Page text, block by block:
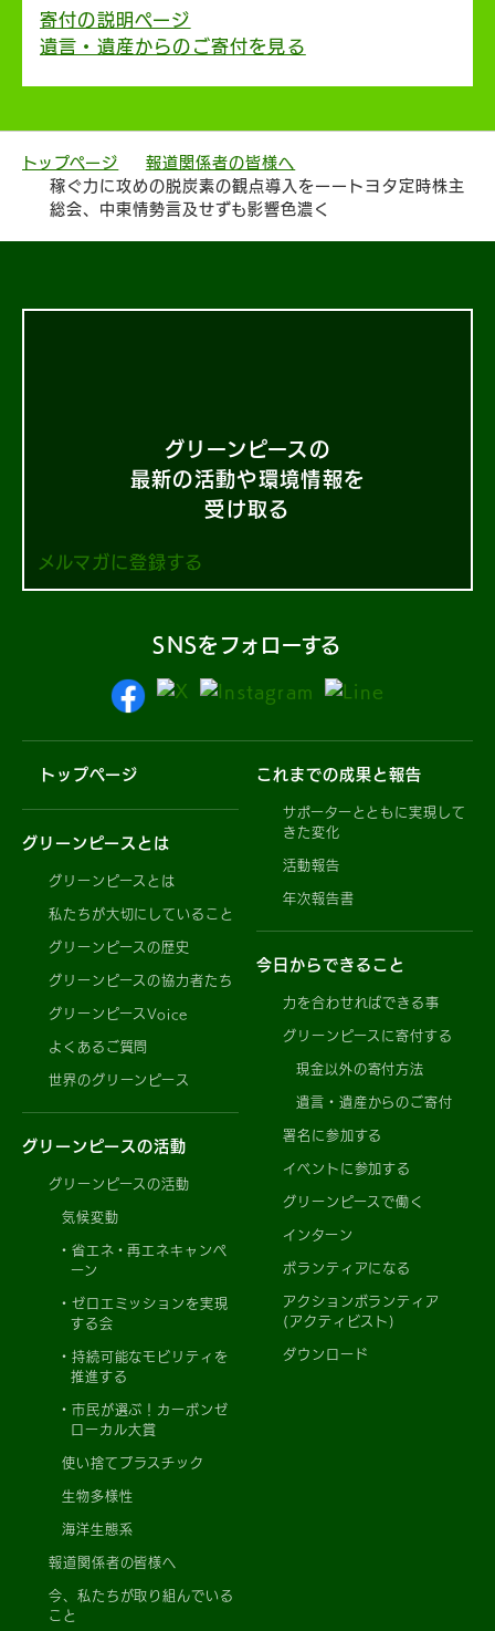
寄付の説明ページ
遺言・遺産からのご寄付を見る
トップページ
報道関係者の皆様へ
稼ぐ力に攻めの脱炭素の観点導入をーートヨタ定時株主
総会、中東情勢言及せずも影響色濃く
グリーンピースの
最新の活動や環境情報を
受け取る
メルマガに登録する
SNSをフォローする
トップページ
グリーンピースとは
グリーンピースとは
私たちが大切にしていること
グリーンピースの歴史
グリーンピースの協力者たち
グリーンピースVoice
よくあるご質問
世界のグリーンピース
グリーンピースの活動
グリーンピースの活動
気候変動
省エネ・再エネキャンペ
ーン
ゼロエミッションを実現
する会
持続可能なモビリティを
推進する
市民が選ぶ！カーボンゼ
ローカル大賞
使い捨てプラスチック
生物多様性
海洋生態系
報道関係者の皆様へ
今、私たちが取り組んでいる
こと
これまでの成果と報告
サポーターとともに実現して
きた変化
活動報告
年次報告書
今日からできること
力を合わせればできる事
グリーンピースに寄付する
現金以外の寄付方法
遺言・遺産からのご寄付
署名に参加する
イベントに参加する
グリーンピースで働く
インターン
ボランティアになる
アクションボランティア
(アクティビスト)
ダウンロード